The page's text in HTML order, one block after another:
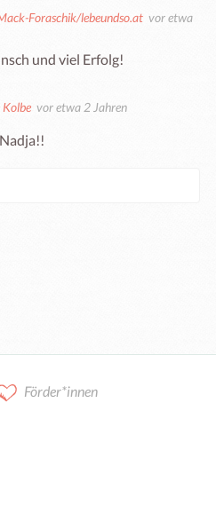
Foraschik/lebeundso.at vor etwa
und viel Erfolg!
vor etwa 2 Jahren
Förder*innen